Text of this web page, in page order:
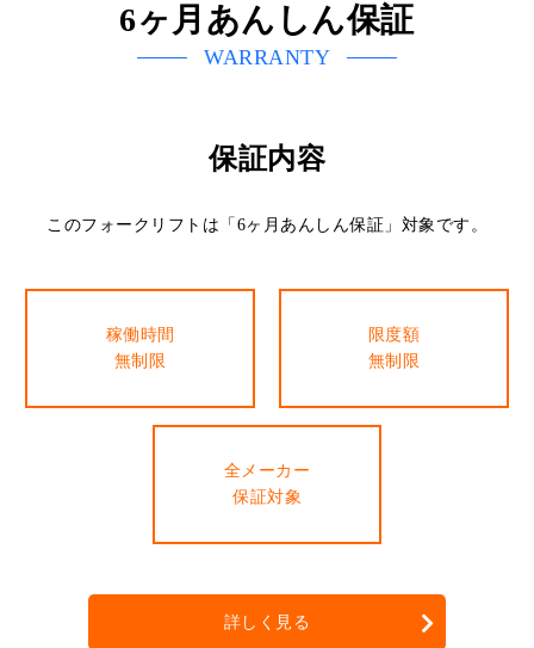
6ヶ月あんしん保証
WARRANTY
保証内容
このフォークリフトは「6ヶ月あんしん保証」対象です。
稼働時間
無制限
限度額
無制限
全メーカー
保証対象
詳しく見る